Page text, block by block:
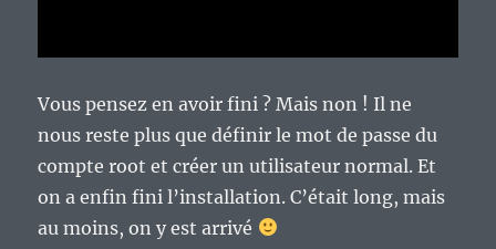
Vous pensez en avoir fini ? Mais non ! Il ne
nous reste plus que définir le mot de passe du
compte root et créer un utilisateur normal. Et
on a enfin fini l’installation. C’était long, mais
au moins, on y est arrivé